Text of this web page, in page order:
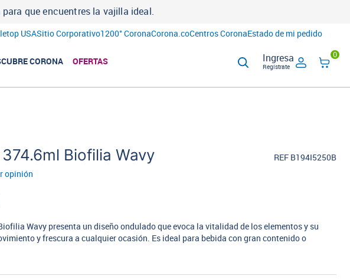
que encuentres la vajilla ideal.
USASitio Corporativo1200° CoronaCorona.coCentros CoronaEstado de mi pedido
CORONA OFERTAS Ingresa
Regístrate
0
Biofilia Wavy
REF B194I5250B
opinión
Wavy presenta un diseño ondulado que evoca la vitalidad de los elementos y su
y frescura a cualquier ocasión. Es ideal para bebida con gran contenido o